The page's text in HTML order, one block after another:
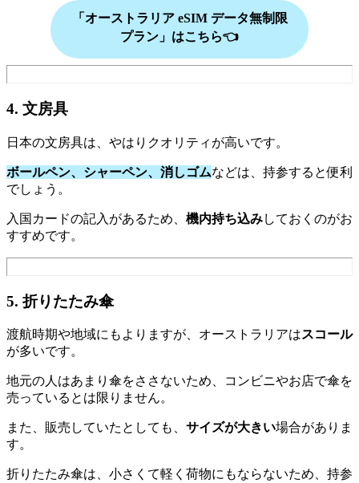
「オーストラリア eSIM データ無制限
プラン」はこちら👈
4. 文房具
日本の文房具は、やはりクオリティが高いです。
ボールペン、シャーペン、消しゴムなどは、持参すると便利
でしょう。
入国カードの記入があるため、 機内持ち込みしておくのがお
すすめです。
5. 折りたたみ傘
渡航時期や地域にもよりますが、オーストラリアはスコール
が多いです。
地元の人はあまり傘をささないため、コンビニやお店で傘を
売っているとは限りません。
また、販売していたとしても、 サイズが大きい場合がありま
す。
折りたたみ傘は、小さくて軽く荷物にもならないため、持参